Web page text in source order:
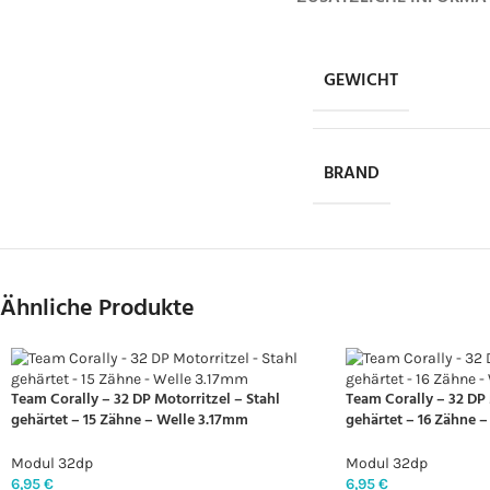
GEWICHT
BRAND
Ähnliche Produkte
Team Corally – 32 DP Motorritzel – Stahl
gehärtet – 15 Zähne – Welle 3.17mm
Modul 32dp
6,95€
Team Corally – 32
gehärtet – 16 Zähne
Modul 32dp
6,95€